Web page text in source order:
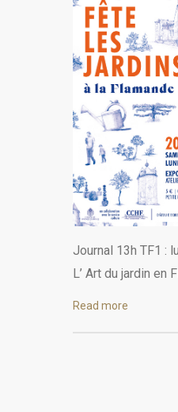
Journal 13h TF1 :
L’ Art du jardin en
Read more